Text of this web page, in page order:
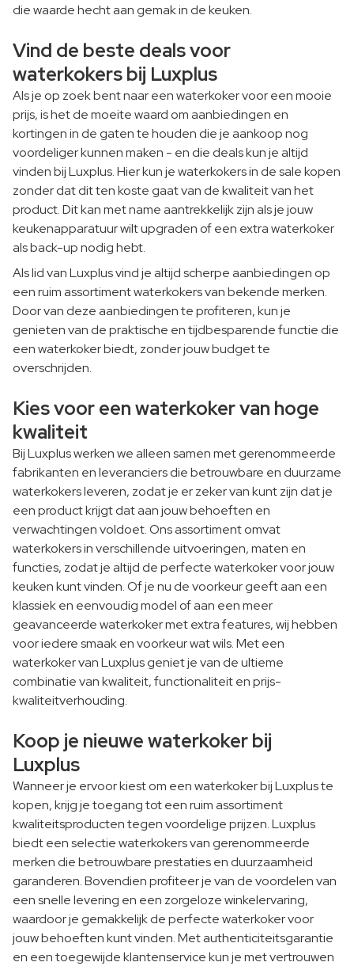
die waarde hecht aan gemak in de keuken.
Vind de beste deals voor
waterkokers bij Luxplus
Als je op zoek bent naar een waterkoker voor een mooie
prijs, is het de moeite waard om aanbiedingen en
kortingen in de gaten te houden die je aankoop nog
voordeliger kunnen maken - en die deals kun je altijd
vinden bij Luxplus. Hier kun je waterkokers in de sale kopen
zonder dat dit ten koste gaat van de kwaliteit van het
product. Dit kan met name aantrekkelijk zijn als je jouw
keukenapparatuur wilt upgraden of een extra waterkoker
als back-up nodig hebt.
Als lid van Luxplus vind je altijd scherpe aanbiedingen op
een ruim assortiment waterkokers van bekende merken.
Door van deze aanbiedingen te profiteren, kun je
genieten van de praktische en tijdbesparende functie die
een waterkoker biedt, zonder jouw budget te
overschrijden.
Kies voor een waterkoker van hoge
kwaliteit
Bij Luxplus werken we alleen samen met gerenommeerde
fabrikanten en leveranciers die betrouwbare en duurzame
waterkokers leveren, zodat je er zeker van kunt zijn dat je
een product krijgt dat aan jouw behoeften en
verwachtingen voldoet. Ons assortiment omvat
waterkokers in verschillende uitvoeringen, maten en
functies, zodat je altijd de perfecte waterkoker voor jouw
keuken kunt vinden. Of je nu de voorkeur geeft aan een
klassiek en eenvoudig model of aan een meer
geavanceerde waterkoker met extra features, wij hebben
voor iedere smaak en voorkeur wat wils. Met een
waterkoker van Luxplus geniet je van de ultieme
combinatie van kwaliteit, functionaliteit en prijs-
kwaliteitverhouding.
Koop je nieuwe waterkoker bij
Luxplus
Wanneer je ervoor kiest om een waterkoker bij Luxplus te
kopen, krijg je toegang tot een ruim assortiment
kwaliteitsproducten tegen voordelige prijzen. Luxplus
biedt een selectie waterkokers van gerenommeerde
merken die betrouwbare prestaties en duurzaamheid
garanderen. Bovendien profiteer je van de voordelen van
een snelle levering en een zorgeloze winkelervaring,
waardoor je gemakkelijk de perfecte waterkoker voor
jouw behoeften kunt vinden. Met authenticiteitsgarantie
en een toegewijde klantenservice kun je met vertrouwen